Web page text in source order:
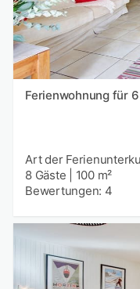
Ferienwohnung für
Art der
8 Gäste
100 m²
Bewertungen: 4